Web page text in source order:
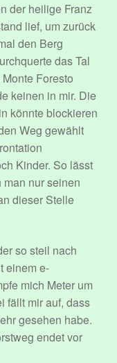
der heilige Franz
lief, um zurück
den Berg
das Tal
Foresto
keinen in mir. Die
könnte blockieren
Weg gewählt
Kinder. So lässt
nur seinen
dieser Stelle
so steil nach
einem e-
mich Meter um
fällt mir auf, dass
gesehen habe.
endet vor